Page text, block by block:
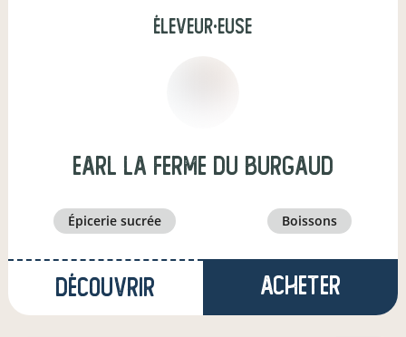
éleveur·euse
earl la ferme du burgaud
épicerie sucrée boissons
Découvrir Acheter